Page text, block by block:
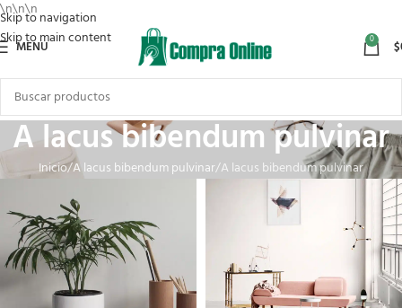
\n\n\n
Skip to navigation
Skip to main content
MENU 0 $
A lacus bibendum pulvinar
Inicio A lacus bibendum pulvinar A lacus bibendum pulvinar